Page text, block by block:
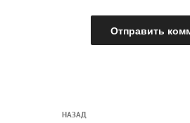
Предыдущая
НАЗАД